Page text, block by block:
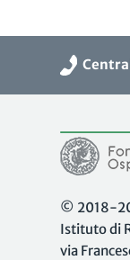
© 2018-
Istituto di
via